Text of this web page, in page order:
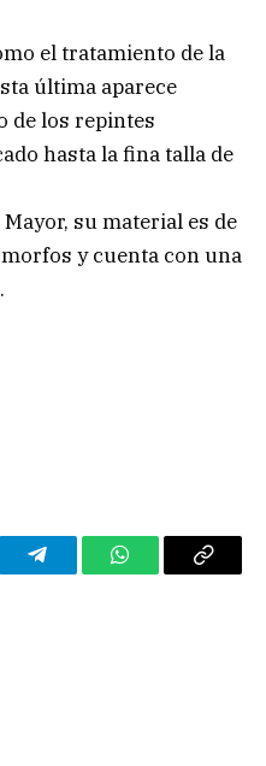
el tratamiento de la
última aparece
de los repintes
hasta la fina talla de
su material es de
y cuenta con una
TelegramWhatsAppCopy